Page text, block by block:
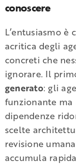
conoscere
L’entusiasmo è
acritica degli
concreti che
ignorare. Il
generato: gli
funzionante
dipendenze
scelte
revisione
accumula